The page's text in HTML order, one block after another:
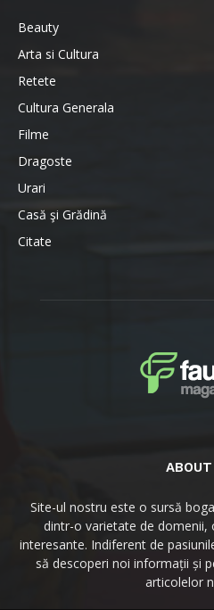
Beauty
Arta si Cultura
Retete
Cultura Generala
Filme
Dragoste
Urari
Casă şi Grădină
Citate
Site-ul nostru este o sursă
dintr-o varietate de domenii,
interesante. Indiferent de
să descoperi noi informații și
articolelor